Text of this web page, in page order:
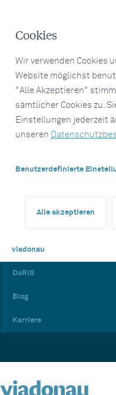
Cookies
Wir verwenden Cookies
Website möglichst
"Alle Akzeptieren"
sämtlicher Cookies zu.
Einstellungen jederzeit
unseren
Benutzerdefinierte
Alle akzeptieren
viadonau
DoRIS
Blog
Karriere